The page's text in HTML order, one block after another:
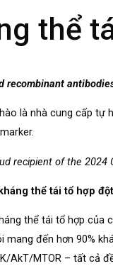
thể
recombinant
là nhà cung cấp tự
recipient of the 2024
thể tái tổ hợp
thể tái tổ hợp của
mang đến hơn 90%
AkT/MTOR – tất cả